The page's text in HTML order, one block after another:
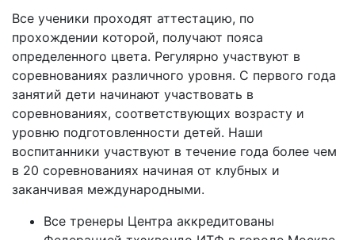
Все ученики проходят аттестацию, по
прохождении которой, получают пояса
определенного цвета. Регулярно участвуют в
соревнованиях различного уровня. С первого года
занятий дети начинают участвовать в
соревнованиях, соответствующих возрасту и
уровню подготовленности детей. Наши
воспитанники участвуют в течение года более чем
в 20 соревнованиях начиная от клубных и
заканчивая международными.
Все тренеры Центра аккредитованы